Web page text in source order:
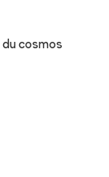
cosmos